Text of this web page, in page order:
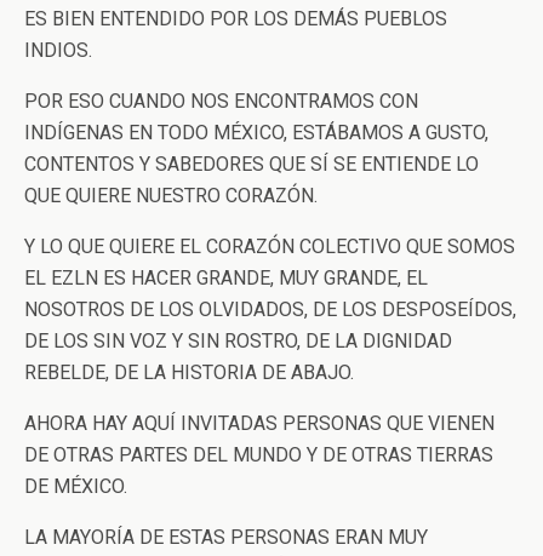
ES BIEN ENTENDIDO POR LOS DEMÁS PUEBLOS
INDIOS.
POR ESO CUANDO NOS ENCONTRAMOS CON
INDÍGENAS EN TODO MÉXICO, ESTÁBAMOS A GUSTO,
CONTENTOS Y SABEDORES QUE SÍ SE ENTIENDE LO
QUE QUIERE NUESTRO CORAZÓN.
Y LO QUE QUIERE EL CORAZÓN COLECTIVO QUE SOMOS
EL EZLN ES HACER GRANDE, MUY GRANDE, EL
NOSOTROS DE LOS OLVIDADOS, DE LOS DESPOSEÍDOS,
DE LOS SIN VOZ Y SIN ROSTRO, DE LA DIGNIDAD
REBELDE, DE LA HISTORIA DE ABAJO.
AHORA HAY AQUÍ INVITADAS PERSONAS QUE VIENEN
DE OTRAS PARTES DEL MUNDO Y DE OTRAS TIERRAS
DE MÉXICO.
LA MAYORÍA DE ESTAS PERSONAS ERAN MUY